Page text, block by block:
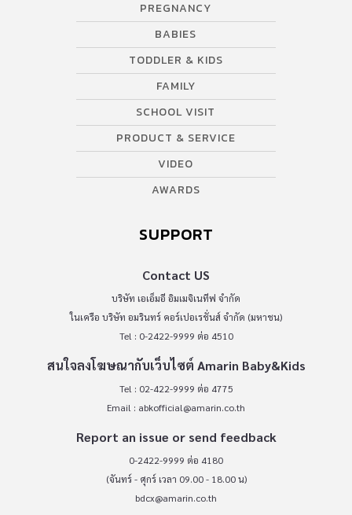
PREGNANCY
BABIES
TODDLER & KIDS
FAMILY
SCHOOL VISIT
PRODUCT & SERVICE
VIDEO
AWARDS
SUPPORT
Contact US
บริษัท เอเอ็มอี อิมเมจิเนทีฟ จำกัด
ในเครือ บริษัท อมรินทร์ คอร์เปอเรชั่นส์ จำกัด (มหาชน)
Tel : 0-2422-9999 ต่อ 4510
สนใจลงโฆษณากับเว็บไซต์ Amarin Baby&Kids
Tel : 02-422-9999 ต่อ 4775
Email : abkofficial@amarin.co.th
Report an issue or send feedback
0-2422-9999 ต่อ 4180
(จันทร์ - ศุกร์ เวลา 09.00 - 18.00 น)
bdcx@amarin.co.th